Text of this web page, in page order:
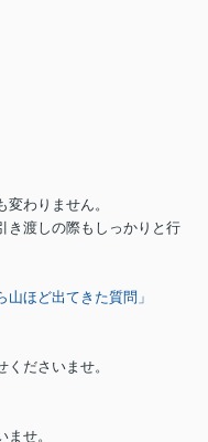
わりません。
き渡しの際もしっかりと行
山ほど出てきた質問」
ださいませ。
せ。